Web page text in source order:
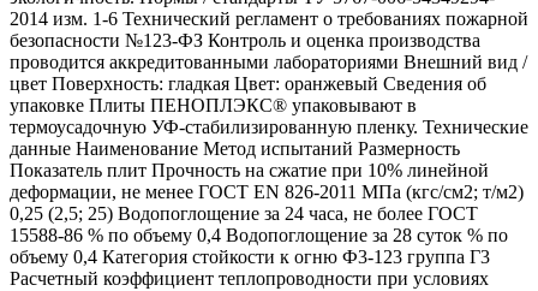
2014 изм. 1-6 Технический регламент о требованиях пожарной
безопасности №123-ФЗ Контроль и оценка производства
проводится аккредитованными лабораториями Внешний вид /
цвет Поверхность: гладкая Цвет: оранжевый Сведения об
упаковке Плиты ПЕНОПЛЭКС® упаковывают в
термоусадочную УФ-стабилизированную пленку. Технические
данные Наименование Метод испытаний Размерность
Показатель плит Прочность на сжатие при 10% линейной
деформации, не менее ГОСТ EN 826-2011 МПа (кгс/см2; т/м2)
0,25 (2,5; 25) Водопоглощение за 24 часа, не более ГОСТ
15588-86 % по объему 0,4 Водопоглощение за 28 суток % по
объему 0,4 Категория стойкости к огню Ф3-123 группа Г3
Расчетный коэффициент теплопроводности при условиях